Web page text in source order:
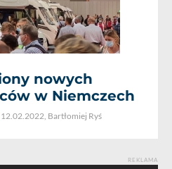
nowych
w Niemczech
12.02.2022, Bartłomiej Ryś
REKLAMA